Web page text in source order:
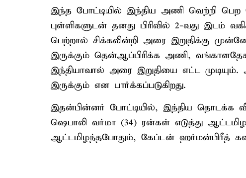
இந்த போட்டியில் இந்திய அணி வெற்றி பெற
புள்ளிகளுடன் தனது பிரிவில் 2-வது இடம்
பெற்றால் சிக்கலின்றி அரை இறுதிக்கு
இருக்கும் தென்ஆப்பிரிக்க அணி,
இந்தியாவால் அரை இறுதியை எட்ட
இருக்கும் என பார்க்கப்படுகிறது.
இதன்பின்னர் போட்டியில், இந்திய தொடக்க
ஷெபாலி வர்மா (34) ரன்கள் எடுத்து
ஆட்டமிழந்தபோதும், கேப்டன் ஹர்மன்பிரீத்